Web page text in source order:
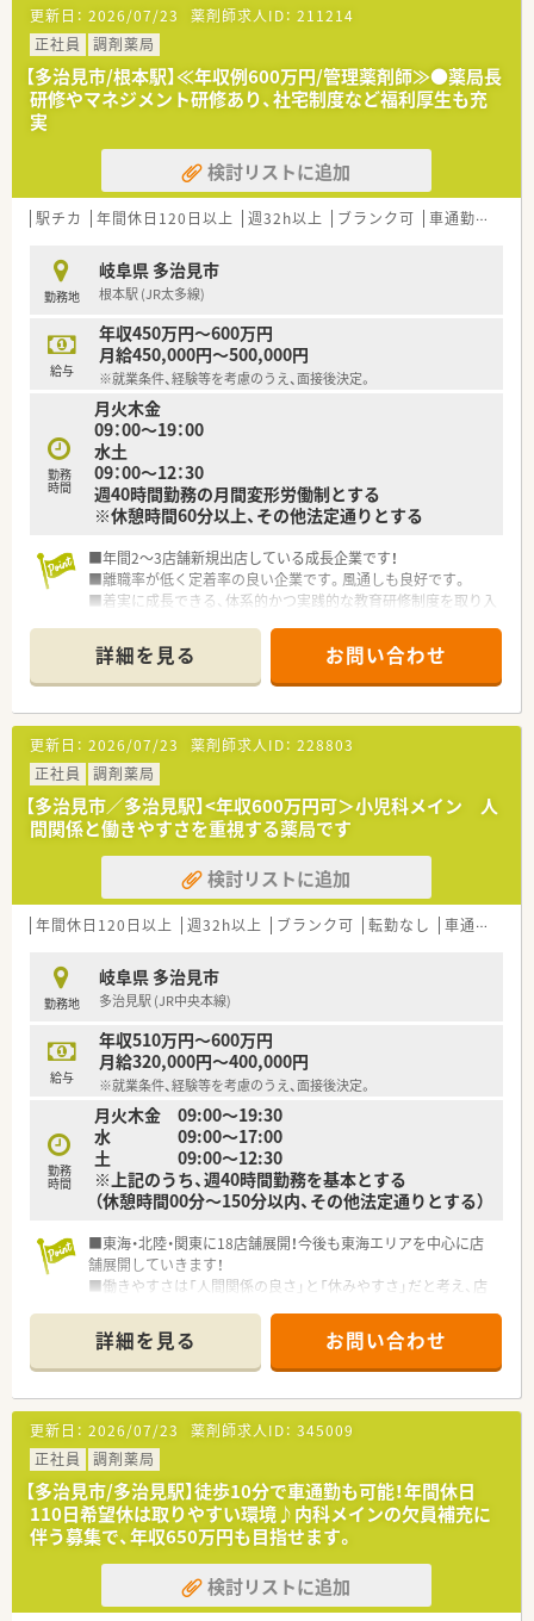
＼ こんな会社です ／
■岐阜県に本社を置き、創業80年以上！
愛知県・岐阜県に13店舗を展開しています（2022年6月時点）
■意欲あふれるスタッフがイキイキと働く会社です！
スキルアップにも適しています。
自己研鑽に励みたい方にもおすすめ♪
■調剤未経験の方・ブランクある方も歓迎◎
ていねいな研修・OJTで安心してスタート可能！
更新日： 2026/07/23 薬剤師求人ID： 211214
正社員
調剤薬局
【多治見市/根本駅】≪年収例600万円/管理薬剤師≫●薬局長
研修やマネジメント研修あり、社宅制度など福利厚生も充
実
検討リストに追加
駅チカ 年間休日120日以上 週32h以上 ブランク可 車通勤可
勤務地
岐阜県 多治見市
根本駅 (JR太多線)
給与
年収450万円～600万円
月給450,000円～500,000円
※就業条件、経験等を考慮のうえ、面接後決定。
勤務
時間
月火木金
09：00～19：00
水土
09：00～12：30
週40時間勤務の月間変形労働制とする
※休憩時間60分以上、その他法定通りとする
■年間2～3店舗新規出店している成長企業です！
■離職率が低く定着率の良い企業です。風通しも良好です。
■着実に成長できる、体系的かつ実践的な教育研修制度を取り入
詳細を見る お問い合わせ
更新日： 2026/07/23 薬剤師求人ID： 228803
正社員
調剤薬局
【多治見市／多治見駅】<年収600万円可＞小児科メイン 人
間関係と働きやすさを重視する薬局です
検討リストに追加
年間休日120日以上 週32h以上 ブランク可 転勤なし 車通勤可
勤務地
岐阜県 多治見市
多治見駅 (JR中央本線)
給与
年収510万円～600万円
月給320,000円～400,000円
※就業条件、経験等を考慮のうえ、面接後決定。
勤務
時間
月火木金 09:00～19:30
水 09:00～17:00
土 09:00～12:30
※上記のうち、週40時間勤務を基本とする
（休憩時間00分～150分以内、その他法定通りとする）
■東海・北陸・関東に18店舗展開！今後も東海エリアを中心に店
舗展開していきます！
■働きやすさは「人間関係の良さ」と「休みやすさ」だと考え、店
■気持ちよく働いてもらうための環境作り、居心地のよい職場を
常に考えておられます！
■経営者との距離が近い！ベテランでも入社1年目でも意見が言
える風通しのよい会社です！
■やる気のある方には経営にも参加できます！独立希望の方も大
歓迎です！
■2018年4月開局のキレイな薬局です。
詳細を見る お問い合わせ
更新日： 2026/07/23 薬剤師求人ID： 345009
正社員
調剤薬局
【多治見市/多治見駅】徒歩10分で車通勤も可能！年間休日
110日希望休は取りやすい環境♪内科メインの欠員補充に
伴う募集で、年収650万円も目指せます。
検討リストに追加